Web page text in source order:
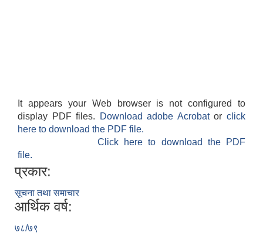
It appears your Web browser is not configured to
display PDF files.
Download adobe Acrobatorclick
here to download the PDF file.
Click here to download the PDF
file.
प्रकार:
सूचना तथा समाचार
आर्थिक वर्ष:
७८/७९